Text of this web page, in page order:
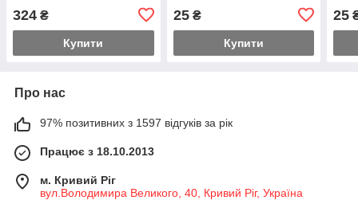
324 ₴
Купити
25₴
Купити
25
Про нас
97% позитивних з 1597 відгуків за рік
Працює з 18.10.2013
м. Кривий Ріг
вул.Володимира Великого, 40, Кривий Ріг, Україна